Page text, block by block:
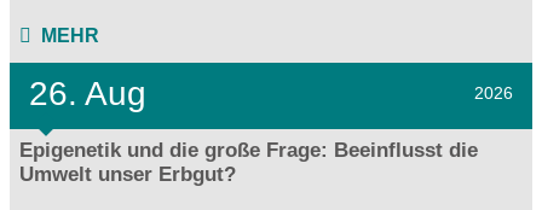
MEHR
26. Aug 2026
Epigenetik und die große Frage: Beeinflusst die
Umwelt unser Erbgut?